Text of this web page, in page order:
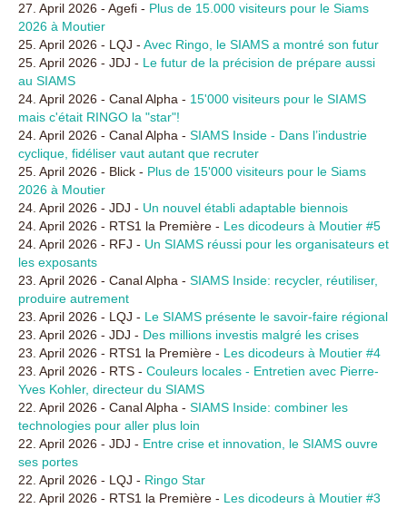
27. April 2026 - Agefi - Plus de 15.000 visiteurs pour le Siams
2026 à Moutier
25. April 2026 - LQJ - Avec Ringo, le SIAMS a montré son futur
25. April 2026 - JDJ - Le futur de la précision de prépare aussi
au SIAMS
24. April 2026 - Canal Alpha - 15'000 visiteurs pour le SIAMS
mais c'était RINGO la "star"!
24. April 2026 - Canal Alpha - SIAMS Inside - Dans l’industrie
cyclique, fidéliser vaut autant que recruter
25. April 2026 - Blick - Plus de 15'000 visiteurs pour le Siams
2026 à Moutier
24. April 2026 - JDJ - Un nouvel établi adaptable biennois
24. April 2026 - RTS1 la Première - Les dicodeurs à Moutier #5
24. April 2026 - RFJ - Un SIAMS réussi pour les organisateurs et
les exposants
23. April 2026 - Canal Alpha - SIAMS Inside: recycler, réutiliser,
produire autrement
23. April 2026 - LQJ - Le SIAMS présente le savoir-faire régional
23. April 2026 - JDJ - Des millions investis malgré les crises
23. April 2026 - RTS1 la Première - Les dicodeurs à Moutier #4
23. April 2026 - RTS - Couleurs locales - Entretien avec Pierre-
Yves Kohler, directeur du SIAMS
22. April 2026 - Canal Alpha - SIAMS Inside: combiner les
technologies pour aller plus loin
22. April 2026 - JDJ - Entre crise et innovation, le SIAMS ouvre
ses portes
22. April 2026 - LQJ - Ringo Star
22. April 2026 - RTS1 la Première - Les dicodeurs à Moutier #3